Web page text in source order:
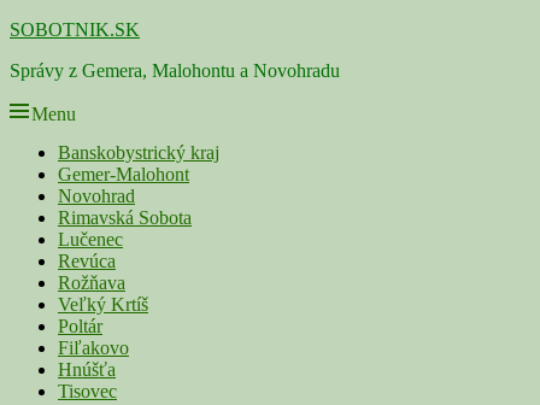
Skip
content
SOBOTNIK.SK
Správy z Gemera, Malohontu a Novohradu
Menu
Primárne
menu
Banskobystrický kraj
Gemer-Malohont
Novohrad
Rimavská Sobota
Lučenec
Revúca
Rožňava
Veľký Krtíš
Poltár
Fiľakovo
Hnúšťa
Tisovec